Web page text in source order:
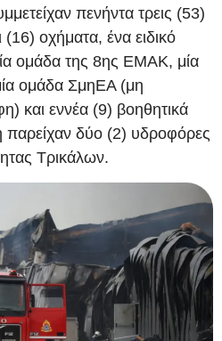
πενήντα τρεις (53)
οχήματα, ένα ειδικό
ομάδα της 8ης ΕΜΑΚ, μία
ομάδα ΣμηΕΑ (μη
και εννέα (9) βοηθητικά
δύο (2) υδροφόρες
Τρικάλων.